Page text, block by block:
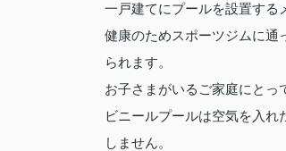
一戸建てにプールを設置する
健康のためスポーツジムに通
られます。
お子さまがいるご家庭にとっ
ビニールプールは空気を入
しません。